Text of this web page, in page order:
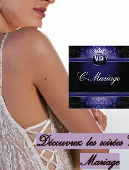
Découvrez les
Mariage